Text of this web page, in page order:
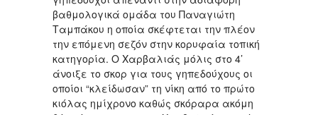
βαθμολογικά ομάδα του Παναγιώτη
Ταμπάκου η οποία σκέφτεται την πλέον
την επόμενη σεζόν στην κορυφαία τοπική
κατηγορία. Ο Χαρβαλιάς μόλις στο 4’
άνοιξε το σκορ για τους γηπεδούχους οι
οποίοι “κλείδωσαν” τη νίκη από το πρώτο
κιόλας ημίχρονο καθώς σκόραρα ακόμη